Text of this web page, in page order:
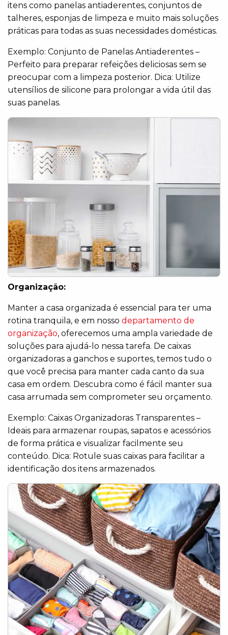
itens como panelas antiaderentes, conjuntos de
talheres, esponjas de limpeza e muito mais soluções
práticas para todas as suas necessidades domésticas.
Exemplo: Conjunto de Panelas Antiaderentes –
Perfeito para preparar refeições deliciosas sem se
preocupar com a limpeza posterior. Dica: Utilize
utensílios de silicone para prolongar a vida útil das
suas panelas.
Organização:
Manter a casa organizada é essencial para ter uma
rotina tranquila, e em nosso departamento de
organização, oferecemos uma ampla variedade de
soluções para ajudá-lo nessa tarefa. De caixas
organizadoras a ganchos e suportes, temos tudo o
que você precisa para manter cada canto da sua
casa em ordem. Descubra como é fácil manter sua
casa arrumada sem comprometer seu orçamento.
Exemplo: Caixas Organizadoras Transparentes –
Ideais para armazenar roupas, sapatos e acessórios
de forma prática e visualizar facilmente seu
conteúdo. Dica: Rotule suas caixas para facilitar a
identificação dos itens armazenados.